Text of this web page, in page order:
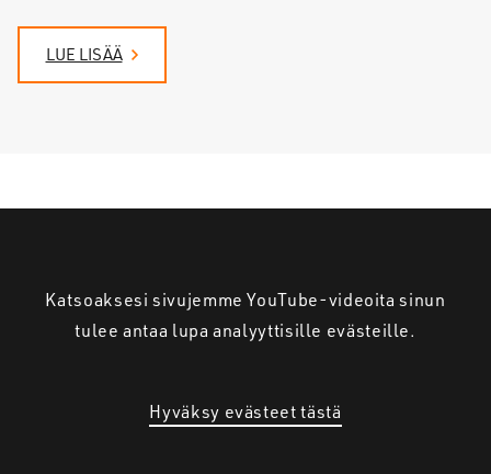
LUE LISÄÄ
Katsoaksesi sivujemme YouTube-videoita sinun
tulee antaa lupa analyyttisille evästeille.
Hyväksy evästeet tästä